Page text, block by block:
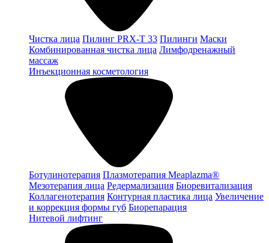
Чистка лица Пилинг PRX-T 33 Пилинги Маски
Комбинированная чистка лица Лимфодренажный
массаж
Инъекционная косметология
Ботулинотерапия Плазмотерапия Meaplazma®
Мезотерапия лица Редермализация Биоревитализация
Коллагенотерапия Контурная пластика лица Увеличение
и коррекция формы губ Биорепарация
Нитевой лифтинг